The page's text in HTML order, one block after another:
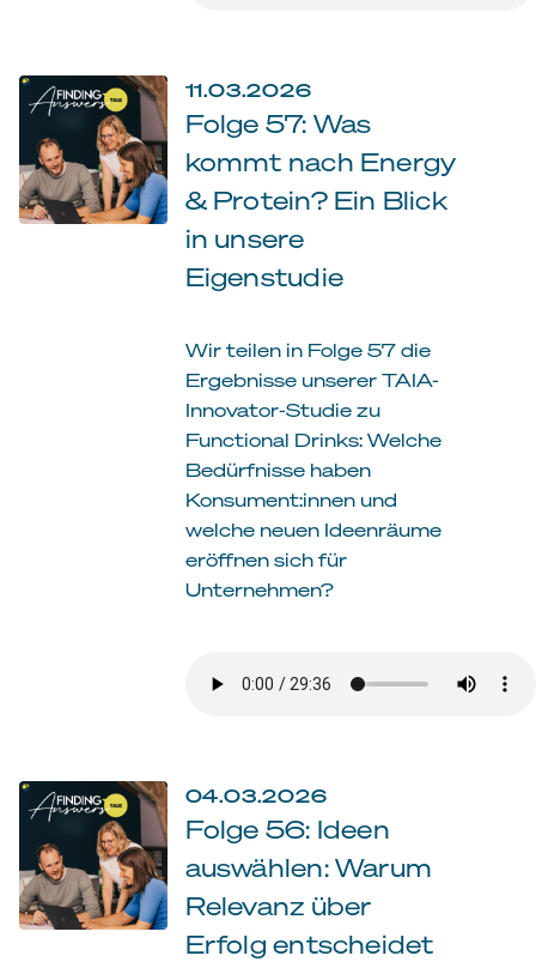
11.03.2026
Folge 57: Was
kommt nach Energy
& Protein? Ein Blick
in unsere
Eigenstudie
Wir teilen in Folge 57 die
Ergebnisse unserer TAIA-
Innovator-Studie zu
Functional Drinks: Welche
Bedürfnisse haben
Konsument:innen und
welche neuen Ideenräume
eröffnen sich für
Unternehmen?
04.03.2026
Folge 56: Ideen
auswählen: Warum
Relevanz über
Erfolg entscheidet